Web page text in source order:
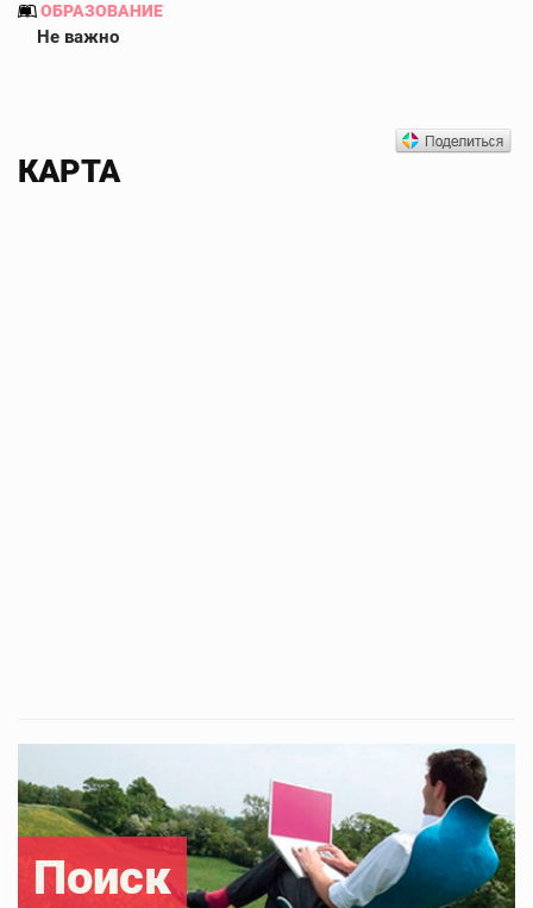
ОБРАЗОВАНИЕ
Не важно
КАРТА
Поиск